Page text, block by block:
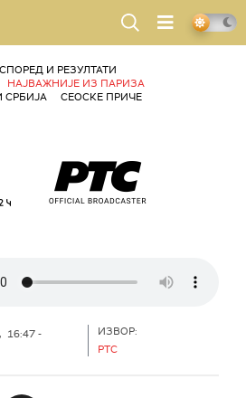
И РЕЗУЛТАТИ
НАЈВАЖНИЈЕ ИЗ ПАРИЗА
СРБИЈА
СЕОСКЕ ПРИЧЕ
16:47 -
ИЗВОР:
РТС